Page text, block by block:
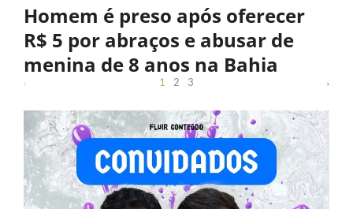
Homem é preso após oferecer
R$ 5 por abraços e abusar de
menina de 8 anos na Bahia
1 2 3